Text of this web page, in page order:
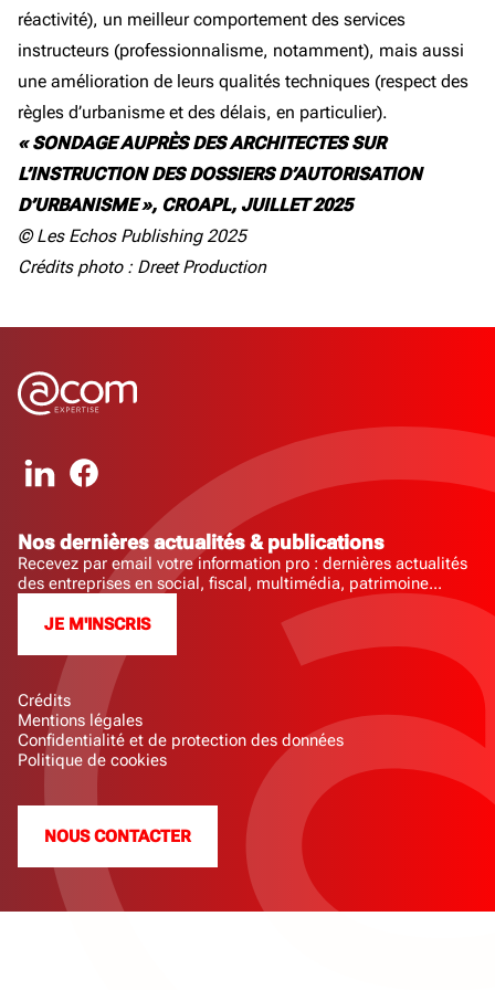
réactivité), un meilleur comportement des services
instructeurs (professionnalisme, notamment), mais aussi
une amélioration de leurs qualités techniques (respect des
règles d’urbanisme et des délais, en particulier).
« SONDAGE AUPRÈS DES ARCHITECTES SUR
L’INSTRUCTION DES DOSSIERS D’AUTORISATION
D’URBANISME », CROAPL, JUILLET 2025
© Les Echos Publishing 2025
Crédits photo : Dreet Production
Crédits
Mentions légales
Confidentialité et de protection des données
Politique de cookies
NOUS CONTACTER
Nos dernières actualités & publications
Recevez par email votre information pro : dernières actualités
des entreprises en social, fiscal, multimédia, patrimoine...
JE M'INSCRIS